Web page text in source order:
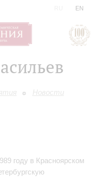
EN
Новости
году в Красноярском